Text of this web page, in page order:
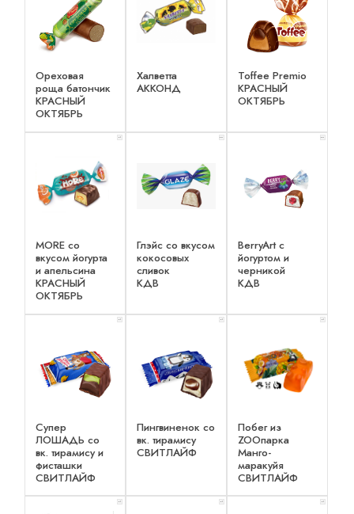
Ореховая
роща батончик
КРАСНЫЙ
ОКТЯБРЬ
Халветта
АККОНД
Toffee Premio
КРАСНЫЙ
ОКТЯБРЬ
x 1
MORE со
вкусом йогурта
и апельсина
КРАСНЫЙ
ОКТЯБРЬ
x 2
Глэйс со вкусом
кокосовых
сливок
КДВ
x 2
BerryArt c
йогуртом и
черникой
КДВ
x 1
Супер
ЛОШАДЬ со
вк. тирамису и
фисташки
СВИТЛАЙФ
x 1
Пингвиненок со
вк. тирамису
СВИТЛАЙФ
x 1
Побег из
ZOOпарка
Манго-
маракуйя
СВИТЛАЙФ
x 1 x 1 x 1